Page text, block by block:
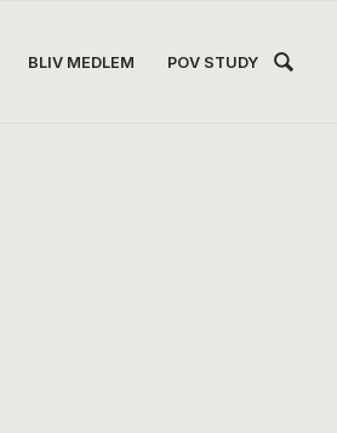
BLIV MEDLEM POV STUDY